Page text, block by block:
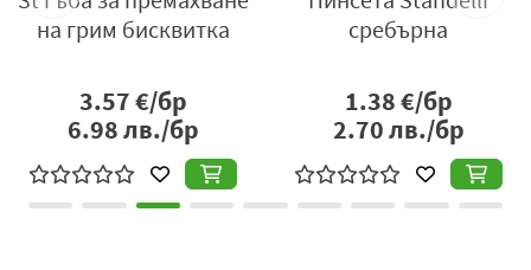
на грим бисквитка
3.57€/бр
6.98лв./бр
сребърна
1.38€/бр
2.70лв./бр